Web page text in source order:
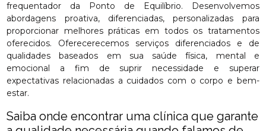
frequentador da Ponto de Equilíbrio. Desenvolvemos
abordagens proativa, diferenciadas, personalizadas para
proporcionar melhores práticas em todos os tratamentos
oferecidos. Oferecerecemos serviços diferenciados e de
qualidades baseados em sua saúde física, mental e
emocional a fim de suprir necessidade e superar
expectativas relacionadas a cuidados com o corpo e bem-
estar.
Saiba onde encontrar uma clínica que garante